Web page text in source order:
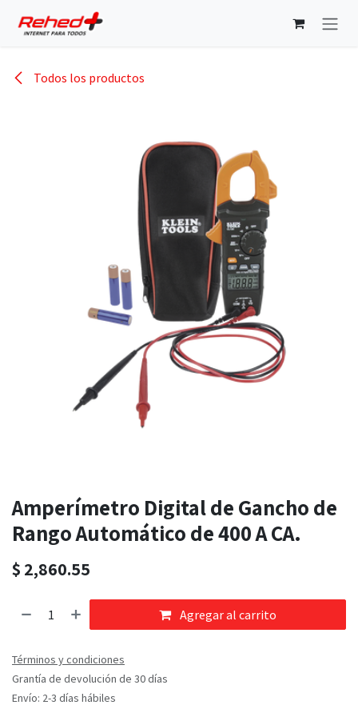
Todos los productos
Amperímetro Digital de Gancho de
Rango Automático de 400 A CA.
$ 2,860.55
Agregar al carrito
Términos y condiciones
Grantía de devolución de 30 días
Envío: 2-3 días hábiles